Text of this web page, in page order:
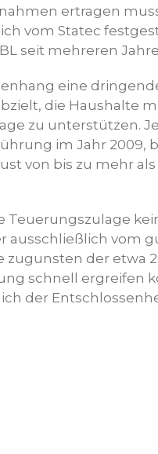
ertragen
vom Statec
seit mehreren
eine
die Haushalte
zu unterstützen.
im Jahr 2009,
von bis zu mehr als
Teuerungszulage
ausschließlich vom
zugunsten der etwa
schnell ergreifen
der